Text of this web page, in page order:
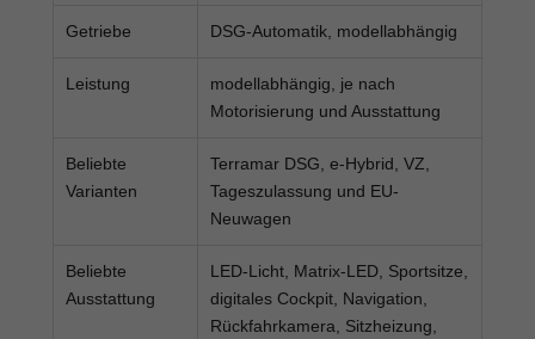
Getriebe DSG-Automatik, modellabhängig
Leistung
modellabhängig, je nach
Motorisierung und Ausstattung
Beliebte
Varianten
Terramar DSG, e-Hybrid, VZ,
Tageszulassung und EU-
Neuwagen
Beliebte
Ausstattung
LED-Licht, Matrix-LED, Sportsitze,
digitales Cockpit, Navigation,
Rückfahrkamera, Sitzheizung,